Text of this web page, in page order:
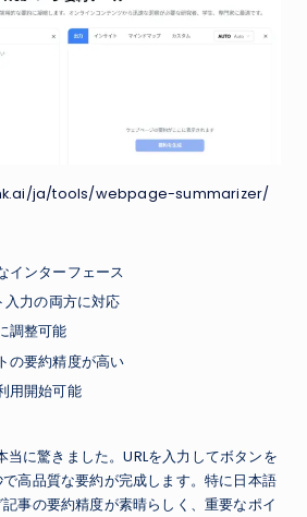
ja/tools/webpage-summarizer/
インターフェース
入力の両方に対応
調整可能
の要約精度が高い
用開始可能
当に驚きました。URLを入力してボタンを
高品質な要約が完成します。特に日本語
事の要約精度が素晴らしく、重要なポイ